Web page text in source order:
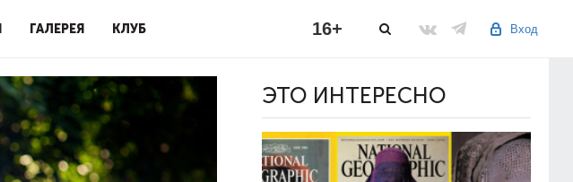
ГАЛЕРЕЯ КЛУБ Вход
16+
ЭТО ИНТЕРЕСНО